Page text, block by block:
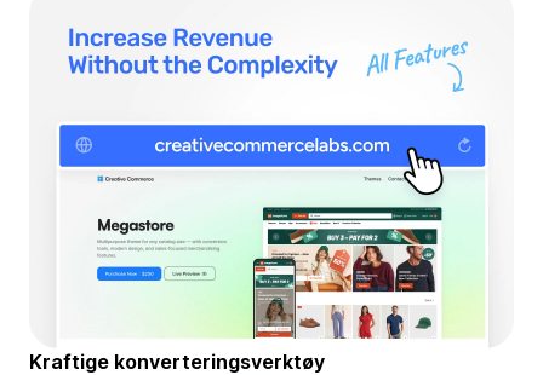
Kraftige konverteringsverktøy